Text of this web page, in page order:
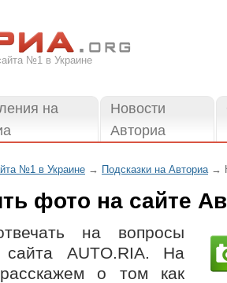
№1 в Украине
на
Новости
Авториа
№1 в Украине → Подсказки на Авториа→
фото на сайте
на вопросы
сайта AUTO.RIA. На
о том как